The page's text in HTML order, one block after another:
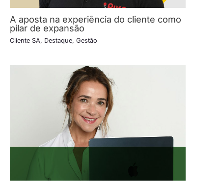
A aposta na experiência do cliente como
pilar de expansão
Cliente SA, Destaque, Gestão